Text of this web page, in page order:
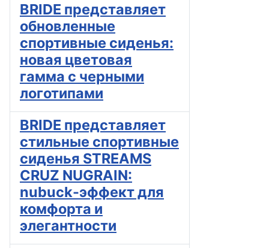
BRIDE представляет
обновленные
спортивные сиденья:
новая цветовая
гамма с черными
логотипами
BRIDE представляет
стильные спортивные
сиденья STREAMS
CRUZ NUGRAIN:
nubuck-эффект для
комфорта и
элегантности